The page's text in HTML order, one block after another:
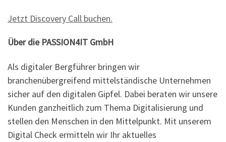
Jetzt Discovery Call buchen.
Über die PASSION4IT GmbH
Als digitaler Bergführer bringen wir
branchenübergreifend mittelständische Unternehmen
sicher auf den digitalen Gipfel. Dabei beraten wir unsere
Kunden ganzheitlich zum Thema Digitalisierung und
stellen den Menschen in den Mittelpunkt. Mit unserem
Digital Check ermitteln wir Ihr aktuelles